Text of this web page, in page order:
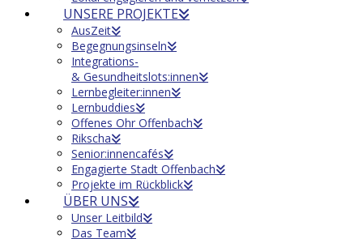
UNSERE PROJEKTE
AusZeit
Begegnungsinseln
Integrations-
& Gesundheitslots:innen
Lernbegleiter:innen
Lernbuddies
Offenes Ohr Offenbach
Rikscha
Senior:innencafés
Engagierte Stadt Offenbach
Projekte im Rückblick
ÜBER UNS
Unser Leitbild
Das Team